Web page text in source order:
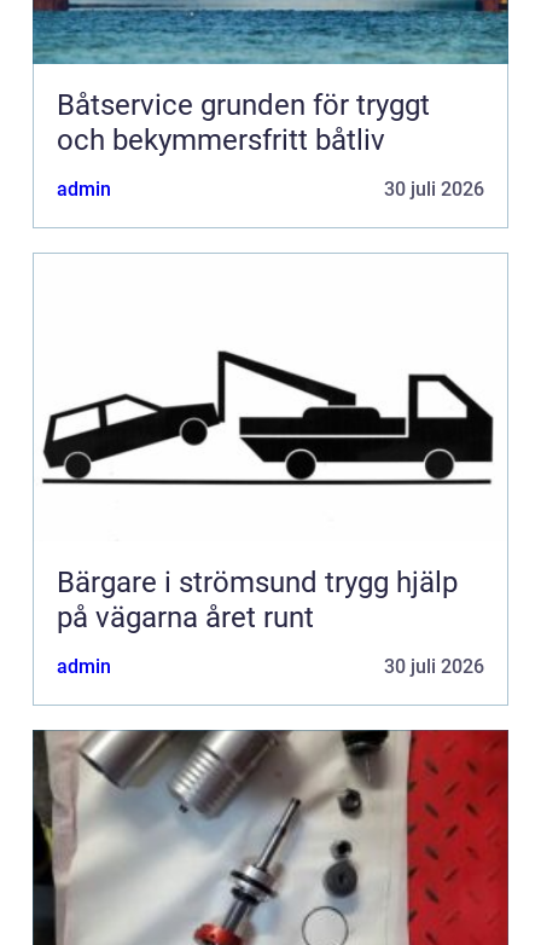
Båtservice grunden för tryggt
och bekymmersfritt båtliv
admin 30 juli 2026
Bärgare i strömsund trygg hjälp
på vägarna året runt
admin 30 juli 2026